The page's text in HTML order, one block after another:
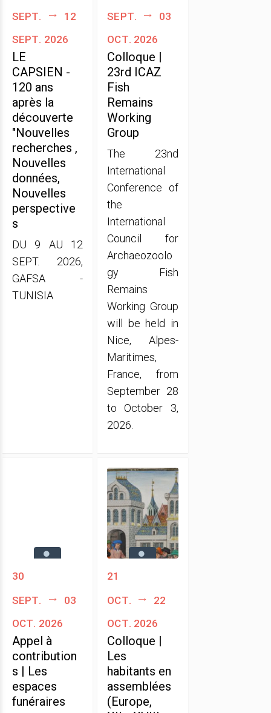
sept.
12
sept. 2026
LE
CAPSIEN -
120 ans
après la
découverte
"Nouvelles
recherches ,
Nouvelles
données,
Nouvelles
perspective
s
DU 9 AU 12
SEPT. 2026,
GAFSA -
TUNISIA
sept.
03
oct. 2026
Colloque |
23rd ICAZ
Fish
Remains
Working
Group
The 23nd
International
Conference of
the
International
Council for
Archaeozoolo
gy Fish
Remains
Working Group
will be held in
Nice, Alpes-
Maritimes,
France, from
September 28
to October 3,
2026.
30
sept.
03
oct. 2026
Appel à
contribution
s | Les
espaces
funéraires
21
oct.
22
oct. 2026
Colloque |
Les
habitants en
assemblées
(Europe,